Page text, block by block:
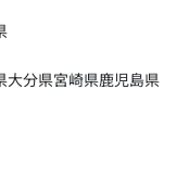
大分県宮崎県鹿児島県